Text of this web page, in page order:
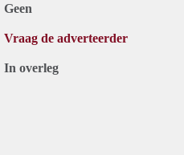
Geen
Vraag de adverteerder
In overleg